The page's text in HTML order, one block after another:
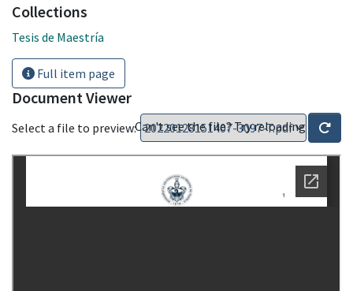
Collections
Tesis de Maestría
Full item page
Document Viewer
Select a file to preview:Can't see the file? Try reloading